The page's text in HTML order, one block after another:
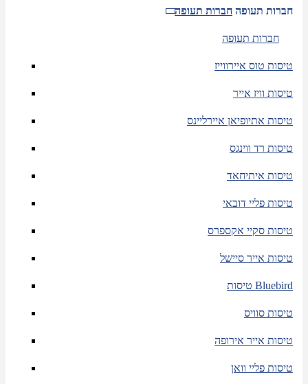
חברות תעופה חברות תעופה
חברות תעופה
טיסות טוס איירווייז
טיסות וויז אייר
טיסות אתיופיאן איירליינס
טיסות רד ווינגס
טיסות איתיחאד
טיסות פליי דובאי
טיסות סקיי אקספרס
טיסות אייר סיישל
טיסות Bluebird
טיסות סוויס
טיסות אייר אירופה
טיסות פליי וואן